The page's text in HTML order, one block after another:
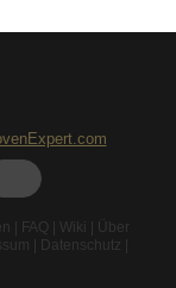
FAQ Wiki
Über
Datenschutz